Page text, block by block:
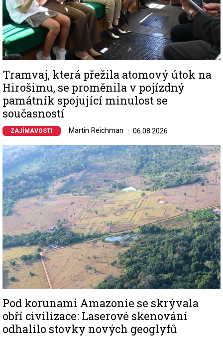
Tramvaj, která přežila atomový útok na
Hirošimu, se proměnila v pojízdný
památník spojující minulost se
současností
ZAJÍMAVOSTI Martin Reichman 06.08.2026
Image
Pod korunami Amazonie se skrývala
obří civilizace: Laserové skenování
odhalilo stovky nových geoglyfů